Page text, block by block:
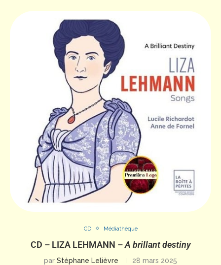
CD Médiathèque
CD – LIZA LEHMANN –A brillant destiny
par Stéphane Lelièvre 28 mars 2025